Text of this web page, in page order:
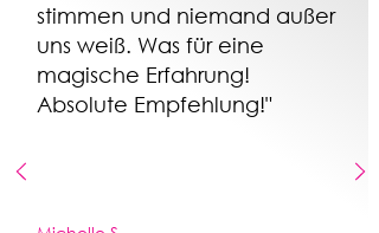
stimmen und niemand außer
uns weiß. Was für eine
magische Erfahrung!
Absolute Empfehlung!"